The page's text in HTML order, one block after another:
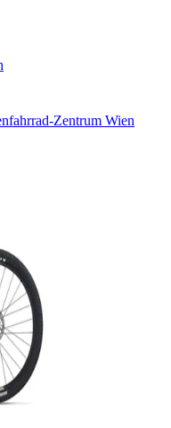
Zentrum Wien